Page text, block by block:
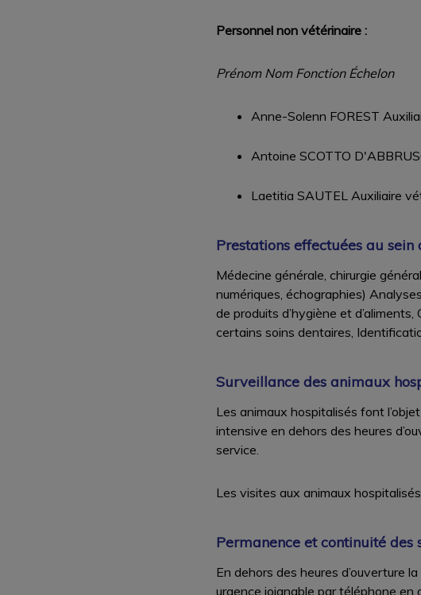
Personnel non vétérinaire :
Prénom Nom Fonction Échelon
Anne-Solenn FOREST
Antoine SCOTTO
Laetitia SAUTEL Auxiliaire
Prestations effectuées au
Médecine générale, chirurgie
numériques, échographies)
de produits d’hygiène et
certains soins dentaires,
Surveillance des animaux
Les animaux hospitalisés font
intensive en dehors des heures
service.
Les visites aux animaux
Permanence et continuité des
En dehors des heures d’ouverture
urgence joignable par téléphone